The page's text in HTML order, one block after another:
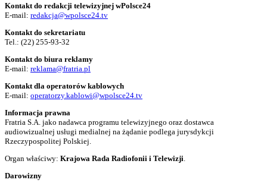
Kontakt do redakcji telewizyjnej wPolsce24
E-mail: redakcja@wpolsce24.tv
Kontakt do sekretariatu
Tel.: (22) 255-93-32
Kontakt do biura reklamy
E-mail: reklama@fratria.pl
Kontakt dla operatorów kablowych
E-mail: operatorzy.kablowi@wpolsce24.tv
Informacja prawna
Fratria S.A. jako nadawca programu telewizyjnego oraz dostawca
audiowizualnej usługi medialnej na żądanie podlega jurysdykcji
Rzeczypospolitej Polskiej.
Organ właściwy: Krajowa Rada Radiofonii i Telewizji
Darowizny